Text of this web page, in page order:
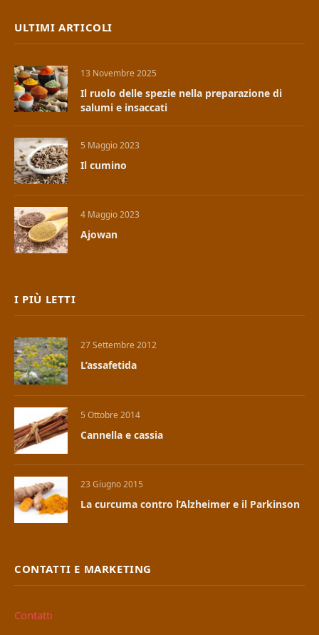
ULTIMI ARTICOLI
13 Novembre 2025
Il ruolo delle spezie nella preparazione di
salumi e insaccati
5 Maggio 2023
Il cumino
4 Maggio 2023
Ajowan
I PIÙ LETTI
27 Settembre 2012
L’assafetida
5 Ottobre 2014
Cannella e cassia
23 Giugno 2015
La curcuma contro l’Alzheimer e il Parkinson
CONTATTI E MARKETING
Contatti